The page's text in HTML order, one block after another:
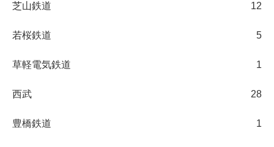
芝山鉄道 12
若桜鉄道 5
草軽電気鉄道 1
西武 28
豊橋鉄道 1